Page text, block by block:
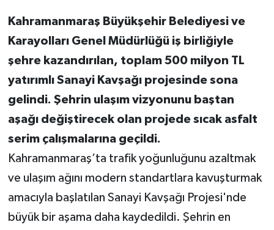
Kahramanmaraş Büyükşehir Belediyesi ve
Karayolları Genel Müdürlüğü iş birliğiyle
şehre kazandırılan, toplam 500 milyon TL
yatırımlı Sanayi Kavşağı projesinde sona
gelindi. Şehrin ulaşım vizyonunu baştan
aşağı değiştirecek olan projede sıcak asfalt
serim çalışmalarına geçildi.
Kahramanmaraş’ta trafik yoğunluğunu azaltmak
ve ulaşım ağını modern standartlara kavuşturmak
amacıyla başlatılan Sanayi Kavşağı Projesi'nde
büyük bir aşama daha kaydedildi. Şehrin en
KAHRAMANMARAŞ